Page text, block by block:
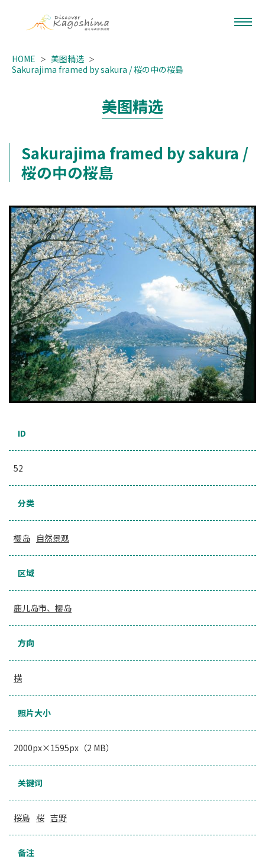
HOME
美图精选
Sakurajima framed by sakura / 桜の中の桜島
美图精选
Sakurajima framed by sakura /
桜の中の桜島
ID
52
分类
樱岛 自然景观
区域
鹿儿岛市、樱岛
方向
横
照片大小
2000px×1595px（2 MB）
关键词
桜島 桜 吉野
备注